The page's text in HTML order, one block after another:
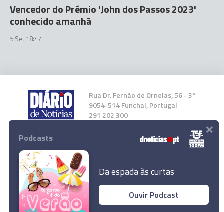
Vencedor do Prémio 'John dos Passos 2023'
conhecido amanhã
5 Set 18:47
Rua Dr. Fernão de Ornelas, 56 - 3º
9054-514 Funchal, Portugal
291 202 300
Instale a nossa App
© 2023 Empresa Diário de Notícias, Lda.
Podcasts
Da espada às curtas
Ouvir Podcast
×